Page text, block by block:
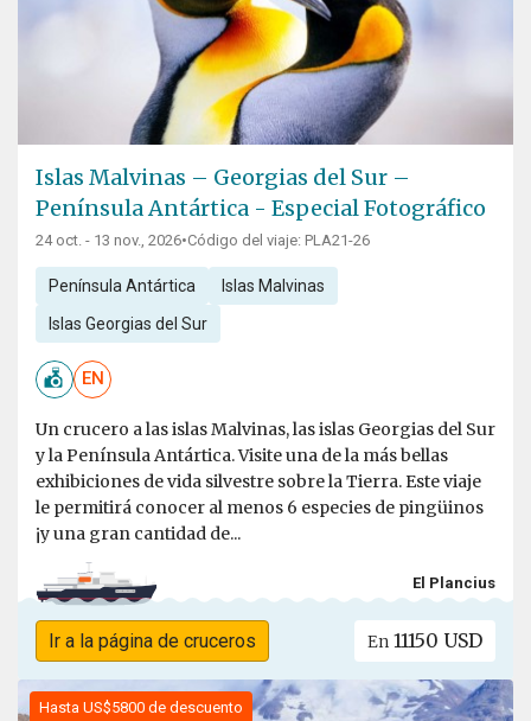
Islas Malvinas – Georgias del Sur –
Península Antártica - Especial Fotográfico
24 oct. - 13 nov., 2026•Código del viaje: PLA21-26
Península Antártica Islas Malvinas
Islas Georgias del Sur
EN
Un crucero a las islas Malvinas, las islas Georgias del Sur
y la Península Antártica. Visite una de la más bellas
exhibiciones de vida silvestre sobre la Tierra. Este viaje
le permitirá conocer al menos 6 especies de pingüinos
¡y una gran cantidad de...
El Plancius
Ir a la página de cruceros En 11150 USD
Hasta US$5800 de descuento